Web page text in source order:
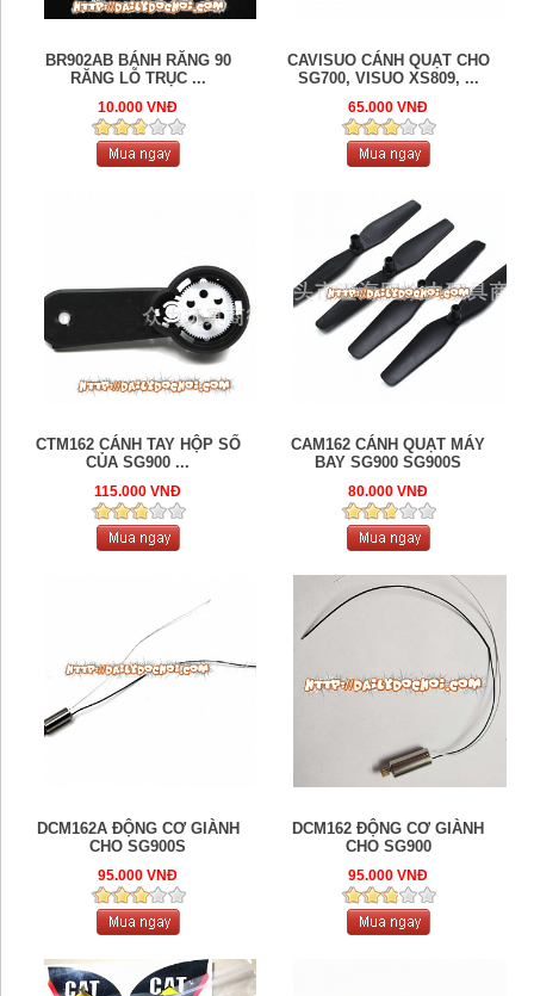
BR902AB BÁNH RĂNG 90
RĂNG LỖ TRỤC ...
10.000 VNĐ
CAVISUO CÁNH QUẠT CHO
SG700, VISUO XS809, ...
65.000 VNĐ
CTM162 CÁNH TAY HỘP SỐ
CỦA SG900 ...
115.000 VNĐ
CAM162 CÁNH QUẠT MÁY
BAY SG900 SG900S
80.000 VNĐ
DCM162A ĐỘNG CƠ GIÀNH
CHO SG900S
95.000 VNĐ
DCM162 ĐỘNG CƠ GIÀNH
CHO SG900
95.000 VNĐ